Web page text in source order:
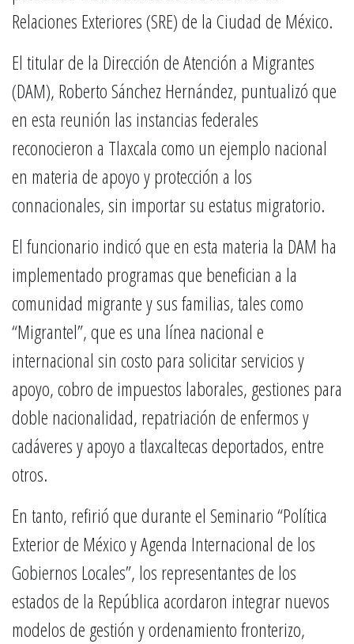
Relaciones Exteriores (SRE) de la Ciudad de México.
El titular de la Dirección de Atención a Migrantes
(DAM), Roberto Sánchez Hernández, puntualizó que
en esta reunión las instancias federales
reconocieron a Tlaxcala como un ejemplo nacional
en materia de apoyo y protección a los
connacionales, sin importar su estatus migratorio.
El funcionario indicó que en esta materia la DAM ha
implementado programas que benefician a la
comunidad migrante y sus familias, tales como
“Migrantel”, que es una línea nacional e
internacional sin costo para solicitar servicios y
apoyo, cobro de impuestos laborales, gestiones para
doble nacionalidad, repatriación de enfermos y
cadáveres y apoyo a tlaxcaltecas deportados, entre
otros.
En tanto, refirió que durante el Seminario “Política
Exterior de México y Agenda Internacional de los
Gobiernos Locales”, los representantes de los
estados de la República acordaron integrar nuevos
modelos de gestión y ordenamiento fronterizo,